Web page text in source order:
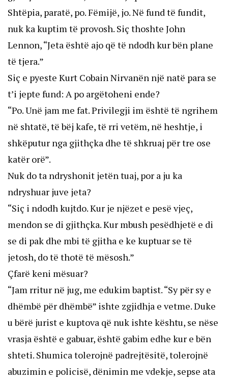
Shtëpia, paratë, po. Fëmijë, jo. Në fund të fundit,
nuk ka kuptim të provosh. Siç thoshte John
Lennon, “Jeta është ajo që të ndodh kur bën plane
të tjera.”
Siç e pyeste Kurt Cobain Nirvanën një natë para se
t’i jepte fund: A po argëtoheni ende?
“Po. Unë jam me fat. Privilegji im është të ngrihem
në shtatë, të bëj kafe, të rri vetëm, në heshtje, i
shkëputur nga gjithçka dhe të shkruaj për tre ose
katër orë”.
Nuk do ta ndryshonit jetën tuaj, por a ju ka
ndryshuar juve jeta?
“Siç i ndodh kujtdo. Kur je njëzet e pesë vjeç,
mendon se di gjithçka. Kur mbush pesëdhjetë e di
se di pak dhe mbi të gjitha e ke kuptuar se të
jetosh, do të thotë të mësosh.”
Çfarë keni mësuar?
“Jam rritur në jug, me edukim baptist. “Sy për sy e
dhëmbë për dhëmbë” ishte zgjidhja e vetme. Duke
u bërë jurist e kuptova që nuk ishte kështu, se nëse
vrasja është e gabuar, është gabim edhe kur e bën
shteti. Shumica tolerojnë padrejtësitë, tolerojnë
abuzimin e policisë, dënimin me vdekje, sepse ata